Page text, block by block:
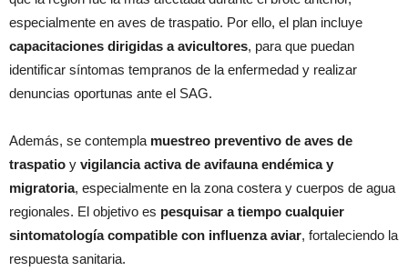
especialmente en aves de traspatio. Por ello, el plan incluye
capacitaciones dirigidas a avicultores, para que puedan
identificar síntomas tempranos de la enfermedad y realizar
denuncias oportunas ante el SAG.
Además, se contempla muestreo preventivo de aves de
traspatio y vigilancia activa de avifauna endémica y
migratoria, especialmente en la zona costera y cuerpos de agua
regionales. El objetivo es pesquisar a tiempo cualquier
sintomatología compatible con influenza aviar, fortaleciendo la
respuesta sanitaria.